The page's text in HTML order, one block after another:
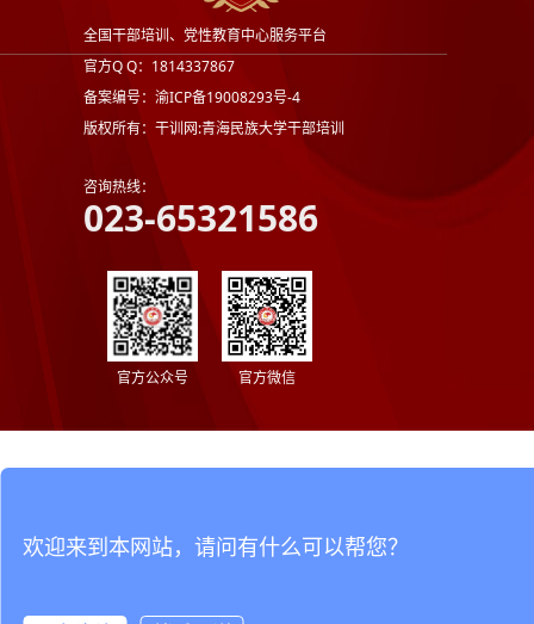
全国干部培训、党性教育中心服务平台
官方Q Q：1814337867
备案编号：渝ICP备19008293号-4
版权所有：干训网:青海民族大学干部培训
咨询热线：
023-65321586
官方公众号 官方微信
欢迎来到本网站，请问有什么可以帮您？